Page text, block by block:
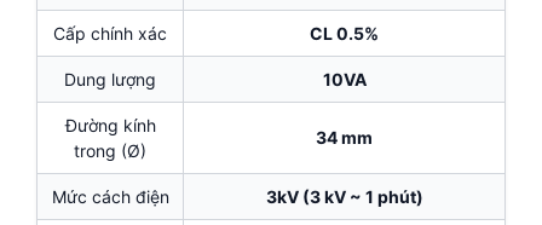
Cấp chính xác CL 0.5%
Dung lượng 10VA
Đường kính
trong (Ø)
34 mm
Mức cách điện 3kV (3 kV ~ 1 phút)